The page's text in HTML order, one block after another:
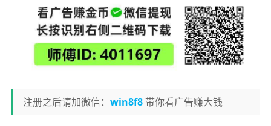
注册之后请加微信： win8f8带你看广告赚大钱